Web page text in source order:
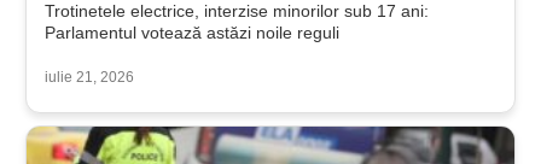
Trotinetele electrice, interzise minorilor sub 17 ani:
Parlamentul votează astăzi noile reguli
iulie 21, 2026